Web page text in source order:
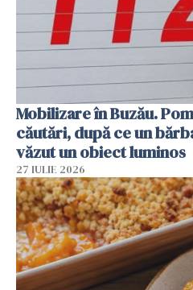
Mobilizare în Buzău.
căutări, după ce un
văzut un obiect luminos
27 IULIE 2026